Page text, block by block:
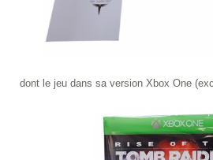
dont le jeu dans sa version Xbox One